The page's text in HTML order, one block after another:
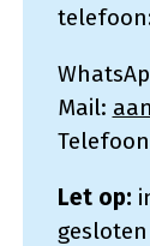
Mail:
Let op: